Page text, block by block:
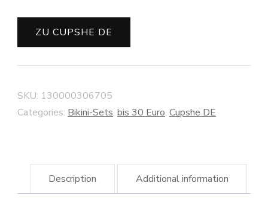
ZU CUPSHE DE
SKU: 130000306705
Categories: Bikini-Sets, bis 30 Euro, Cupshe DE
Description Additional information